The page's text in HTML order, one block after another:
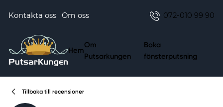
Kontakta oss Om oss 072-010 99 90
Hem
Om
Putsarkungen
Boka
fönsterputsning
Tillbaka till recensioner